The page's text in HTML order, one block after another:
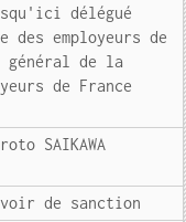
délégué
employeurs de
général de la
de France
SAIKAWA
de sanction